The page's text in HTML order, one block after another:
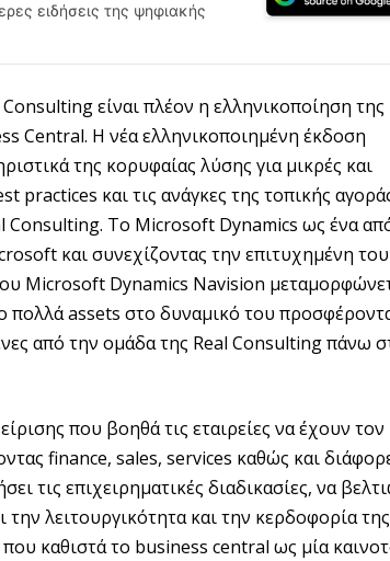
ειδήσεις της ψηφιακής
είναι πλέον η ελληνικοποίηση της
Central. Η νέα ελληνικοποιημένη έκδοση
της κορυφαίας λύσης για μικρές και
practices και τις ανάγκες της τοπικής
Consulting. Το Microsoft Dynamics ως ένα
και συνεχίζοντας την επιτυχημένη του
Microsoft Dynamics Navision
πολλά assets στο δυναμικό του
από την ομάδα της Real Consulting πάνω
που βοηθά τις εταιρείες να έχουν τον
finance, sales, services καθώς και
τις επιχειρηματικές διαδικασίες, να
λειτουργικότητα και την κερδοφορία της
καθιστά το business central ως μία